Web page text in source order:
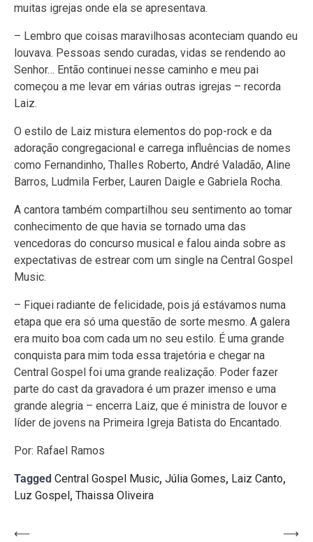
muitas igrejas onde ela se apresentava.
– Lembro que coisas maravilhosas aconteciam quando eu
louvava. Pessoas sendo curadas, vidas se rendendo ao
Senhor… Então continuei nesse caminho e meu pai
começou a me levar em várias outras igrejas – recorda
Laiz.
O estilo de Laiz mistura elementos do pop-rock e da
adoração congregacional e carrega influências de nomes
como Fernandinho, Thalles Roberto, André Valadão, Aline
Barros, Ludmila Ferber, Lauren Daigle e Gabriela Rocha.
A cantora também compartilhou seu sentimento ao tomar
conhecimento de que havia se tornado uma das
vencedoras do concurso musical e falou ainda sobre as
expectativas de estrear com um single na Central Gospel
Music.
– Fiquei radiante de felicidade, pois já estávamos numa
etapa que era só uma questão de sorte mesmo. A galera
era muito boa com cada um no seu estilo. É uma grande
conquista para mim toda essa trajetória e chegar na
Central Gospel foi uma grande realização. Poder fazer
parte do cast da gravadora é um prazer imenso e uma
grande alegria – encerra Laiz, que é ministra de louvor e
líder de jovens na Primeira Igreja Batista do Encantado.
Por: Rafael Ramos
Tagged Central Gospel Music, Júlia Gomes, Laiz Canto,
Luz Gospel , Thaissa Oliveira
Navegação
⟵
⟶